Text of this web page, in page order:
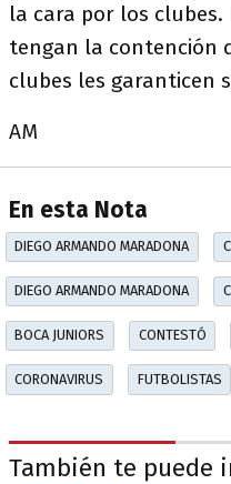
la cara por los
tengan la contención
clubes les garanticen
AM
En esta Nota
DIEGO ARMANDO MARADONA
DIEGO ARMANDO MARADONA
BOCA JUNIORS CONTESTÓ
CORONAVIRUS FUTBOLISTAS
También te puede